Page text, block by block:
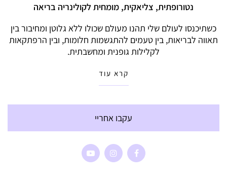
נטורופתית, צליאקית, מומחית לקולינריה בריאה
כשתיכנסו לעולם שלי תהנו מעולם שכולו ללא גלוטן ומחיבור בין
תאווה לבריאות, בין טעמים להתגשמות חלומות, ובין הרפתקאות
לקלילות גופנית ומחשבתית.
קרא עוד
עקבו אחריי